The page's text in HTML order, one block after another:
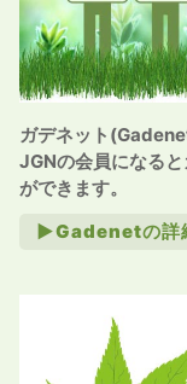
ガデネット
JGNの会員になる
ができます。
►Gadenetの詳